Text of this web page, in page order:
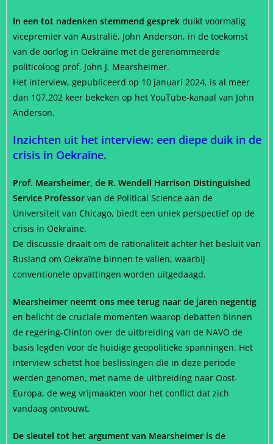
In een tot nadenken stemmend gesprek duikt voormalig
vicepremier van Australië, John Anderson, in de toekomst
van de oorlog in Oekraïne met de gerenommeerde
politicoloog prof. John J. Mearsheimer.
Het interview, gepubliceerd op 10 januari 2024, is al meer
dan 107.202 keer bekeken op het YouTube-kanaal van John
Anderson.
Inzichten uit het interview: een diepe duik in de
crisis in Oekraïne.
Prof. Mearsheimer, de R. Wendell Harrison Distinguished
Service Professor van de Political Science aan de
Universiteit van Chicago, biedt een uniek perspectief op de
crisis in Oekraïne.
De discussie draait om de rationaliteit achter het besluit van
Rusland om Oekraïne binnen te vallen, waarbij
conventionele opvattingen worden uitgedaagd.
Mearsheimer neemt ons mee terug naar de jaren negentig
en belicht de cruciale momenten waarop debatten binnen
de regering-Clinton over de uitbreiding van de NAVO de
basis legden voor de huidige geopolitieke spanningen. Het
interview schetst hoe beslissingen die in deze periode
werden genomen, met name de uitbreiding naar Oost-
Europa, de weg vrijmaakten voor het conflict dat zich
vandaag ontvouwt.
De sleutel tot het argument van Mearsheimer is de